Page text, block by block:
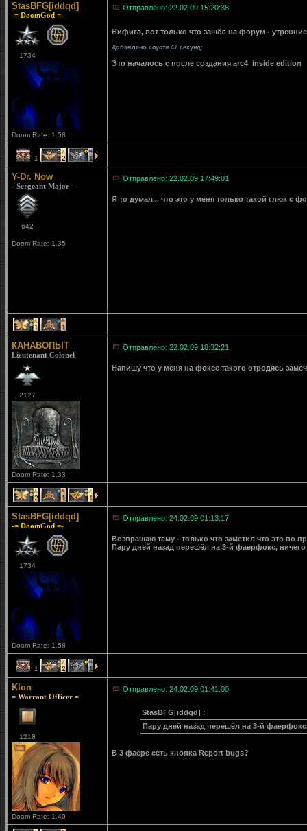
StasBFG[iddqd]
-= DoomGod =-
1734
Doom Rate: 1.58
Отправлено: 22.02.09 15:20:38
Нифига, вот только что зашёл на форум -
Добавлено спустя 47 секунд:
Это началось с после создания arc4_inside edition
1 2 1
Y-Dr. Now
- Sergeant Major -
642
Doom Rate: 1.35
Отправлено: 22.02.09 17:49:01
Я то думал... что это у меня только такой глюк с
1 1
КАНАВОПЫТ
Lieutenant Colonel
2127
Doom Rate: 1.33
Отправлено: 22.02.09 18:32:21
Напишу что у меня на фоксе такого отродясь
2 1 1
StasBFG[iddqd]
-= DoomGod =-
1734
Doom Rate: 1.58
Отправлено: 24.02.09 01:13:17
Возвращаю тему - только что заметил что это по
Пару дней назад перешёл на 3-й фаерфокс,
1 2 1
Klon
= Warrant Officer =
1218
Doom Rate: 1.40
Отправлено: 24.02.09 01:41:00
StasBFG[iddqd] :
Пару дней назад перешёл на 3-й
В 3 фаере есть кнопка Report bugs?